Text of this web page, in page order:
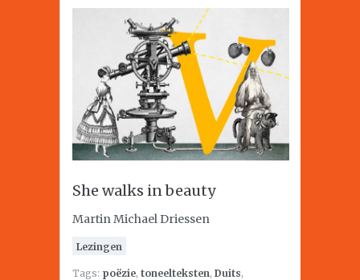
She walks in beauty
Martin Michael Driessen
Lezingen
Tags: poëzie, toneelteksten, Duits,